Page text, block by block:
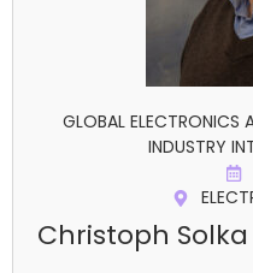
GLOBAL ELECTRONICS
INDUSTRY
Christoph Solka